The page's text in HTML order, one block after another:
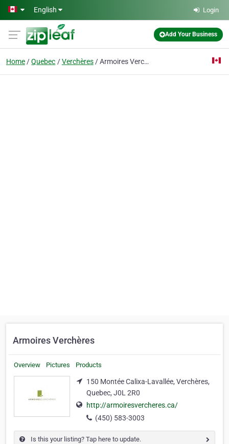
Skip to main content
English Login
Add Your Business
Home Quebec Verchères Armoires Verchères
Armoires Verchères
Overview Pictures Products
150 Montée Calixa-Lavallée, Verchères,
Quebec, J0L 2R0
http://armoiresvercheres.ca/
(450) 583-3003
Is this your listing? Tap here to update.